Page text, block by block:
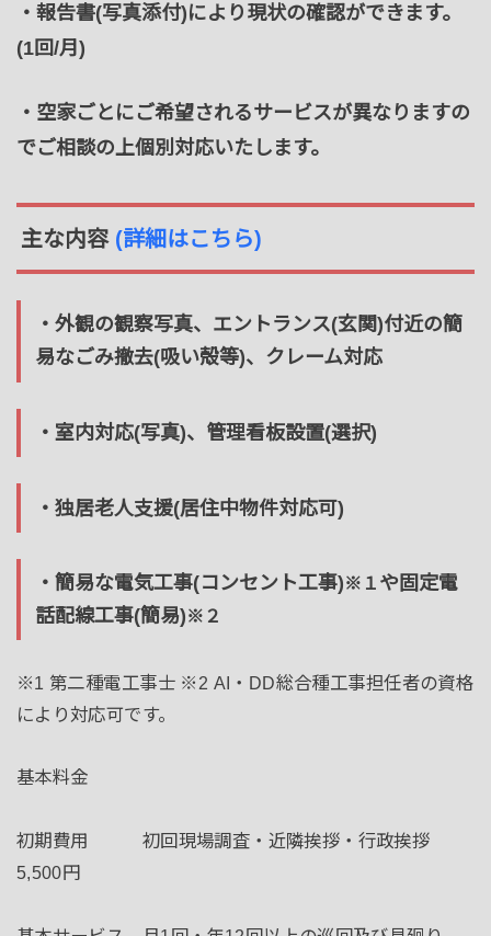
・報告書(写真添付)により現状の確認ができます。
(1回/月)
・空家ごとにご希望されるサービスが異なりますの
でご相談の上個別対応いたします。
主な内容 (詳細はこちら)
・外観の観察写真、エントランス(玄関)付近の簡
易なごみ撤去(吸い殻等)、クレーム対応
・室内対応(写真)、管理看板設置(選択)
・独居老人支援(居住中物件対応可)
・簡易な電気工事(コンセント工事)※１ や固定電
話配線工事(簡易)※２
※1 第二種電工事士 ※2 AI・DD総合種工事担任者の資格
により対応可です。
基本料金
初期費用 初回現場調査・近隣挨拶・行政挨拶
5,500円